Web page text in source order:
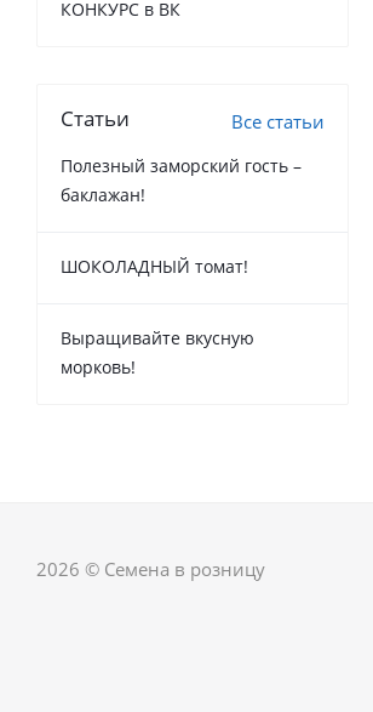
КОНКУРС в ВК
Статьи Все статьи
Полезный заморский гость –
баклажан!
ШОКОЛАДНЫЙ томат!
Выращивайте вкусную
морковь!
2026 © Семена в розницу